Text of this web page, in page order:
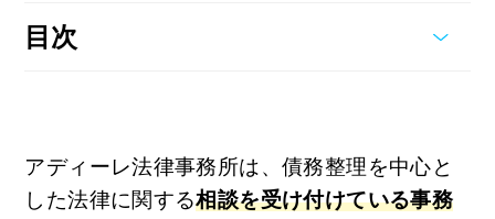
目次
アディーレ法律事務所は、債務整理を中心と
した法律に関する相談を受け付けている事務